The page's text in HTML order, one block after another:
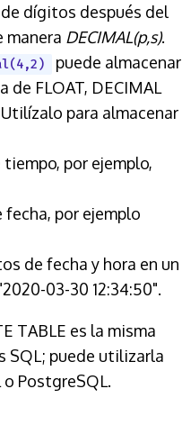
dígitos después del
manera DECIMAL(p,s).
puede almacenar
de FLOAT, DECIMAL
para almacenar
por ejemplo,
fecha, por ejemplo
de fecha y hora en un
03-30 12:34:50".
TABLE es la misma
SQL; puede utilizarla
o PostgreSQL.